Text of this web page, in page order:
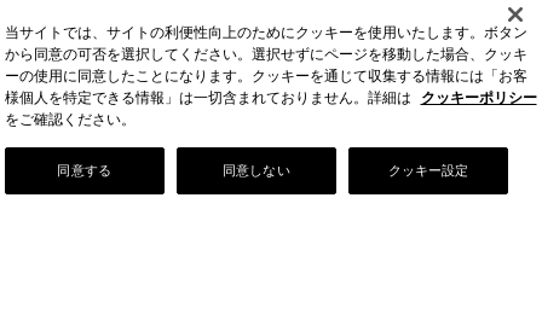
Our Story
当サイトでは、サイトの利便性向上のためにクッキーを使用いたします。ボタン
から同意の可否を選択してください。選択せずにページを移動した場合、クッキ
ーの使用に同意したことになります。クッキーを通じて収集する情報には「お客
様個人を特定できる情報」は一切含まれておりません。詳細は
クッキーポリシー
をご確認ください。
クッキー設定
同意しない
同意する